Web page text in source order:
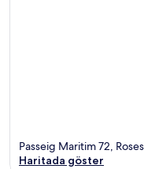
Passeig Maritim 72,
Haritada göster